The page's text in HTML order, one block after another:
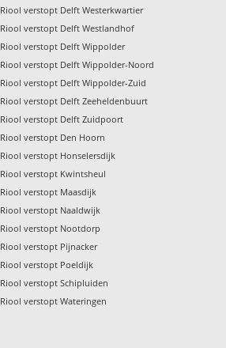
Riool verstopt Delft Westerkwartier
Riool verstopt Delft Westlandhof
Riool verstopt Delft Wippolder
Riool verstopt Delft Wippolder-Noord
Riool verstopt Delft Wippolder-Zuid
Riool verstopt Delft Zeeheldenbuurt
Riool verstopt Delft Zuidpoort
Riool verstopt Den Hoorn
Riool verstopt Honselersdijk
Riool verstopt Kwintsheul
Riool verstopt Maasdijk
Riool verstopt Naaldwijk
Riool verstopt Nootdorp
Riool verstopt Pijnacker
Riool verstopt Poeldijk
Riool verstopt Schipluiden
Riool verstopt Wateringen